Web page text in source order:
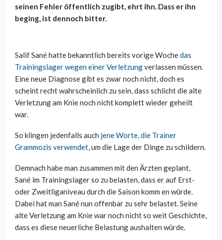
seinen Fehler öffentlich zugibt, ehrt ihn. Dass er ihn
beging, ist dennoch bitter.
Salif Sané hatte bekanntlich bereits vorige Wochedas
Trainingslager wegen einer Verletzungverlassen müssen.
Eine neue Diagnose gibt es zwar noch nicht, doch es
scheint recht wahrscheinlich zu sein, dass schlicht die alte
Verletzung am Knie noch nicht komplett wieder geheilt
war.
So klingen jedenfalls auch jene Worte, die Trainer
Grammozis verwendet, um die Lage der Dinge zu schildern.
Demnach habe man zusammen mit den Ärzten geplant,
Sané im Trainingslager so zu belasten, dass er auf Erst-
oder Zweitliganiveau durch die Saison komm en würde.
Dabei hat man Sané nun offenbar zu sehr belastet. Seine
alte Verletzung am Knie war noch nicht so weit Geschichte,
dass es diese neuerliche Belastung aushalten würde.